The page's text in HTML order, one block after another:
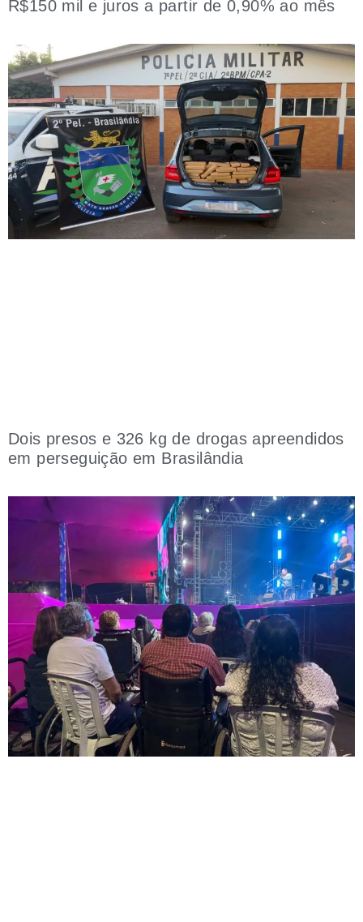
R$150 mil e juros a partir de 0,90% ao mês
Dois presos e 326 kg de drogas apreendidos
em perseguição em Brasilândia